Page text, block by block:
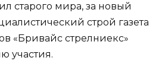
старого мира, за новый
строй газета
«Бривайс стрелниекс»
участия.